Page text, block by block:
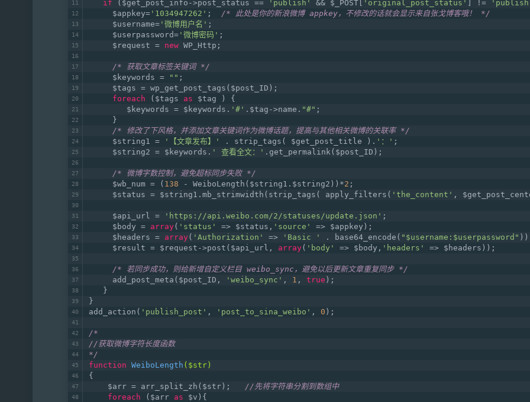
if ($get_post_info->post_status == 'publish' && $_POST[ 'original_post_status' ] !=
     $appkey=
'1034947262' ; /* 此处是你的新浪微博 appkey，不修改的话就会显示来自张戈博客哦！ */
     $username=
'微博用户名' ;
     $userpassword=
'微博密码' ;
     $request =
new WP_Http;
/* 获取文章标签关键词 */
     $keywords =
"" ;
     $tags = wp_get_post_tags($post_ID);
foreach ($tags as $tag ) {
        $keywords = $keywords.
'#' .$tag->name. "#" ;
     }
/* 修改了下风格，并添加文章关键词作为微博话题，提高与其他相关微博的关联率 */
     $string1 =
'【文章发布】' . strip_tags( $get_post_title ). '：' ;
     $string2 = $keywords.
' 查看全文：' .get_permalink($post_ID);
/* 微博字数控制，避免超标同步失败 */
     $wb_num = (
138 - WeiboLength($string1.$string2))*2 ;
     $status = $string1.mb_strimwidth(strip_tags( apply_filters(
'the_content' ,
     $api_url =
'https://api.weibo.com/2/statuses/update.json' ;
     $body =
array( 'status' => $status, 'source'
=> $appkey);
     $headers =
array( 'Authorization' => 'Basic ' . base64_encode( "$username:$userpassword"
     $result = $request->post($api_url,
array( 'body' => $body, 'headers' => $headers));
/* 若同步成功，则给新增自定义栏目 weibo_sync，避免以后更新文章重复同步 */
     add_post_meta($post_ID,
'weibo_sync' , 1 , true );
   }
}
add_action( 'publish_post' , 'post_to_sina_weibo' , 0 );
/*
//获取微博字符长度函数
*/
function WeiboLength ($str)
{
    $arr = arr_split_zh($str);
//先将字符串分割到数组中
foreach ($arr as $v){